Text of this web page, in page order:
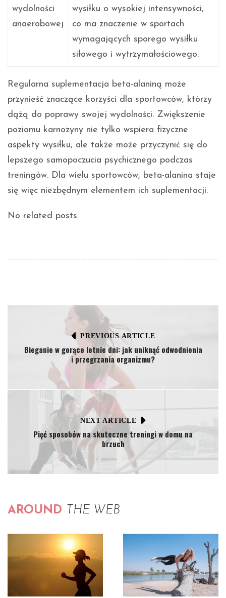
wydolności
anaerobowej
wysiłku o wysokiej intensywności,
co ma znaczenie w sportach
wymagających sporego wysiłku
siłowego i wytrzymałościowego.
Regularna suplementacja beta-alaniną może
przynieść znaczące korzyści dla sportowców, którzy
dążą do poprawy swojej wydolności. Zwiększenie
poziomu karnozyny nie tylko wspiera fizyczne
aspekty wysiłku, ale także może przyczynić się do
lepszego samopoczucia psychicznego podczas
treningów. Dla wielu sportowców, beta-alanina staje
się więc niezbędnym elementem ich suplementacji.
No related posts.
PREVIOUS ARTICLE
Bieganie w gorące letnie dni: jak uniknąć odwodnienia
i przegrzania organizmu?
NEXT ARTICLE
Pięć sposobów na skuteczne treningi w domu na
brzuch
AROUND THE WEB